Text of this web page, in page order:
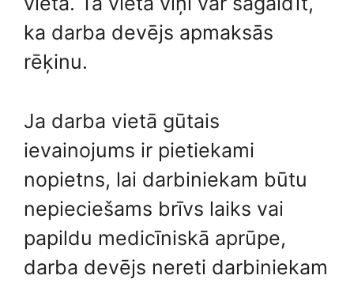
ka darba devējs apmaksās
rēķinu.
Ja darba vietā gūtais
ievainojums ir pietiekami
nopietns, lai darbiniekam būtu
nepieciešams brīvs laiks vai
papildu medicīniskā aprūpe,
darba devējs nereti darbiniekam